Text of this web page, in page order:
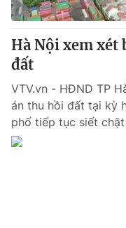
Phó Tổng Biên tập:
Nguyễn Trọng Ninh
Tổng đài VTV:024.38
Ðiện thoại Thời báo VTV:
Liên hệ quảng cáo:
Hà Nội xem xét
đất
VTV.vn - HĐND TP
án thu hồi đất tại kỳ
phố tiếp tục siết